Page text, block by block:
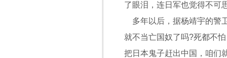
了眼泪，连日军也觉得不可
多年以后，据杨靖宇的警
就不当亡国奴了吗?死都不
把日本鬼子赶出中国，咱们